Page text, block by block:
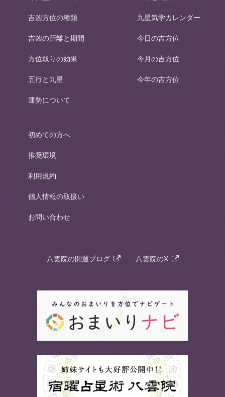
吉凶方位の種類
吉凶の距離と期間
方位取りの効果
五行と九星
運勢について
九星気学カレンダー
今日の吉方位
今月の吉方位
今年の吉方位
初めての方へ
推奨環境
利用規約
個人情報の取扱い
お問い合わせ
八雲院の開運ブログ 八雲院のX